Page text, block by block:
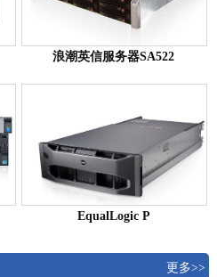
浪潮英信服务器SA522
EqualLogic P
更多>>